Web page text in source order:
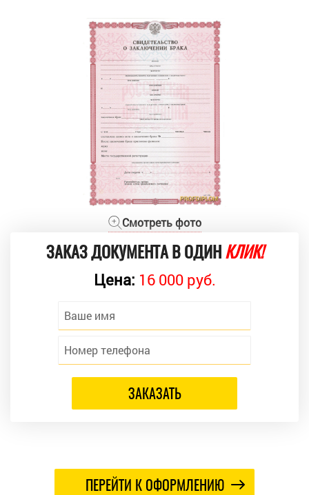
Смотреть фото
ЗАКАЗ ДОКУМЕНТА В ОДИНКЛИК!
Цена: 16 000 руб.
ЗАКАЗАТЬ
ПЕРЕЙТИ К ОФОРМЛЕНИЮ